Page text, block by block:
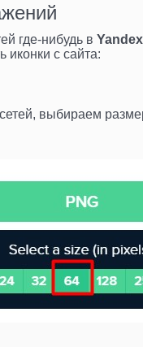
где-нибудь в Yandex
иконки с сайта:
выбираем